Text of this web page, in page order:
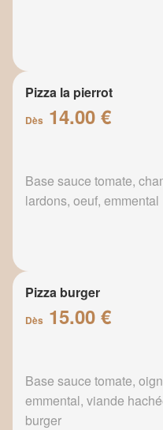
Pizza la pierrot
Dès 14.00 €
Base sauce tomate,
lardons, oeuf, emmental
Pizza burger
Dès 15.00 €
Base sauce tomate,
emmental, viande
burger